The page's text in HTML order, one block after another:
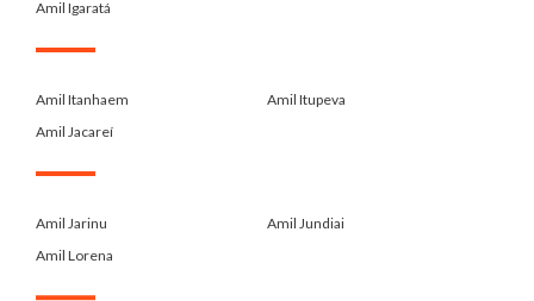
Amil Igaratá
Amil Itanhaem
Amil Itupeva
Amil Jacareí
Amil Jarinu
Amil Jundiai
Amil Lorena